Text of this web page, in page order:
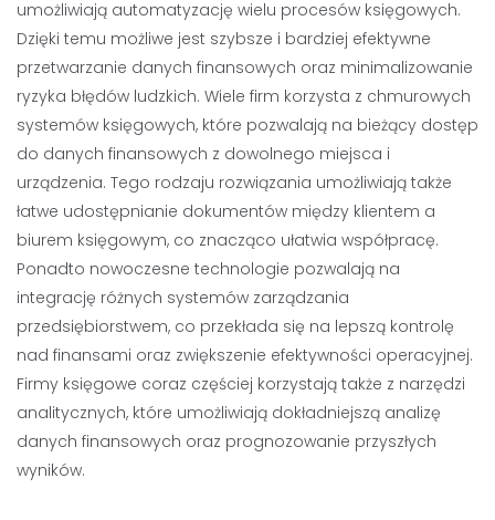
umożliwiają automatyzację wielu procesów księgowych.
Dzięki temu możliwe jest szybsze i bardziej efektywne
przetwarzanie danych finansowych oraz minimalizowanie
ryzyka błędów ludzkich. Wiele firm korzysta z chmurowych
systemów księgowych, które pozwalają na bieżący dostęp
do danych finansowych z dowolnego miejsca i
urządzenia. Tego rodzaju rozwiązania umożliwiają także
łatwe udostępnianie dokumentów między klientem a
biurem księgowym, co znacząco ułatwia współpracę.
Ponadto nowoczesne technologie pozwalają na
integrację różnych systemów zarządzania
przedsiębiorstwem, co przekłada się na lepszą kontrolę
nad finansami oraz zwiększenie efektywności operacyjnej.
Firmy księgowe coraz częściej korzystają także z narzędzi
analitycznych, które umożliwiają dokładniejszą analizę
danych finansowych oraz prognozowanie przyszłych
wyników.